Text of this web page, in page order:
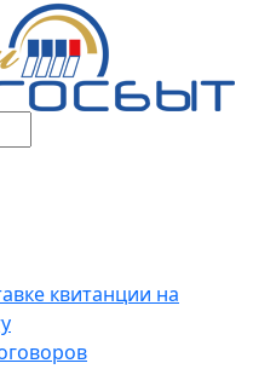
квитанции на